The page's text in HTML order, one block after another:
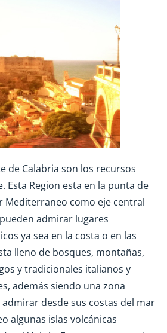
de Calabria son los recursos
Esta Region esta en la punta de
Mediterraneo como eje central
admirar lugares
ya sea en la costa o en las
lleno de bosques, montañas,
y tradicionales italianos y
además siendo una zona
desde sus costas del mar
algunas islas volcánicas